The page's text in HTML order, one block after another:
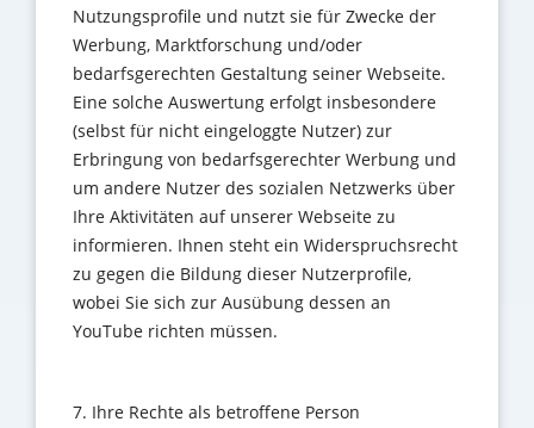
Nutzungsprofile und nutzt sie für Zwecke der
Werbung, Marktforschung und/oder
bedarfsgerechten Gestaltung seiner Webseite.
Eine solche Auswertung erfolgt insbesondere
(selbst für nicht eingeloggte Nutzer) zur
Erbringung von bedarfsgerechter Werbung und
um andere Nutzer des sozialen Netzwerks über
Ihre Aktivitäten auf unserer Webseite zu
informieren. Ihnen steht ein Widerspruchsrecht
zu gegen die Bildung dieser Nutzerprofile,
wobei Sie sich zur Ausübung dessen an
YouTube richten müssen.
7. Ihre Rechte als betroffene Person